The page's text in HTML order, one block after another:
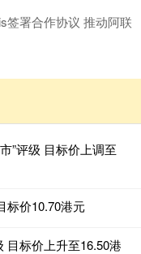
签署合作协议 推动阿联
”评级 目标价上调至
标价10.70港元
目标价上升至16.50港